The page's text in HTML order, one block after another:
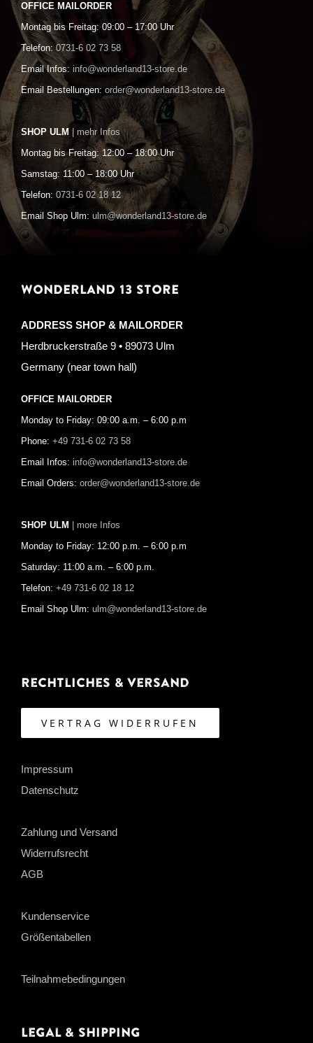
OFFICE MAILORDER
Montag bis Freitag: 09:00 – 17:00 Uhr
Telefon: 0731-6 02 73 58
Email Infos: info@wonderland13-store.de
Email Bestellungen: order@wonderland13-store.de
SHOP ULM | mehr Infos
Montag bis Freitag: 12:00 – 18:00 Uhr
Samstag: 11:00 – 18:00 Uhr
Telefon: 0731-6 02 18 12
Email Shop Ulm: ulm@wonderland13-store.de
WONDERLAND 13 STORE
ADDRESS SHOP & MAILORDER
Herdbruckerstraße 9 • 89073 Ulm
Germany (near town hall)
OFFICE MAILORDER
Monday to Friday: 09:00 a.m. – 6:00 p.m
Phone: +49 731-6 02 73 58
Email Infos: info@wonderland13-store.de
Email Orders: order@wonderland13-store.de
SHOP ULM | more Infos
Monday to Friday: 12:00 p.m. – 6:00 p.m
Saturday: 11:00 a.m. – 6:00 p.m.
Telefon: +49 731-6 02 18 12
Email Shop Ulm: ulm@wonderland13-store.de
Rechtliches & Versand
VERTRAG WIDERRUFEN
Impressum
Datenschutz
Zahlung und Versand
Widerrufsrecht
AGB
Kundenservice
Größentabellen
Teilnahmebedingungen
Legal & Shipping